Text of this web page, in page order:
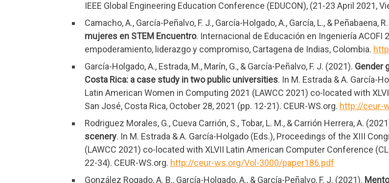
IEEE Global Engineering Education Conference (EDUCON), (21-23 April 2021,
Camacho, A., García-Peñalvo, F. J., García-Holgado, A., García, L., & Peñabaena,
mujeres en STEM Encuentro. Internacional de Educación en Ingeniería ACOFI
empoderamiento, liderazgo y compromiso, Cartagena de Indias, Colombia.
García-Holgado, A., Estrada, M., Marín, G., & García-Peñalvo, F. J. (2021). Gender
Costa Rica: a case study in two public universities. In M. Estrada & A. García-
Latin American Women in Computing 2021 (LAWCC 2021) co-located with
San José, Costa Rica, October 28, 2021 (pp. 12-21). CEUR-WS.org. http://ceur-
Rodriguez Morales, G., Cueva Carrión, S., Tobar, L. M., & Carrión Herrera, A.
scenery. In M. Estrada & A. García-Holgado (Eds.), Proceedings of the XIII
(LAWCC 2021) co-located with XLVII Latin American Computer Conference
22-34). CEUR-WS.org. http://ceur-ws.org/Vol-3000/paper186.pdf
González Rogado, A. B., García-Holgado, A., & García-Peñalvo, F. J. (2021).